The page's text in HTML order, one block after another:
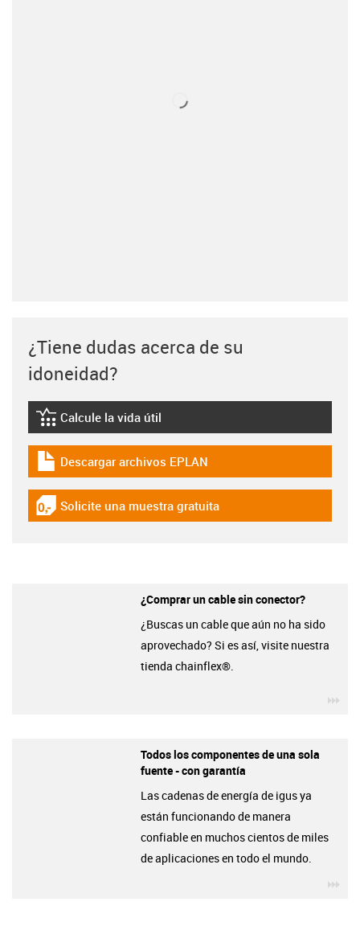
¿Tiene dudas acerca de su
idoneidad?
igus-icon-lebensdauerrechner
Calcule la vida útil
igus-icon-download-plan
Descargar archivos EPLAN
igus-icon-gratismuster
Solicite una muestra gratuita
¿Comprar un cable sin conector?
¿Buscas un cable que aún no ha sido
aprovechado? Si es así, visite nuestra
tienda chainflex®.
Todos los componentes de una sola
fuente - con garantía
Las cadenas de energía de igus ya
están funcionando de manera
confiable en muchos cientos de miles
de aplicaciones en todo el mundo.